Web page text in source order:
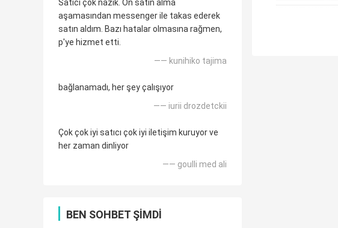
Satıcı çok nazik. Ön satın alma
aşamasından messenger ile takas ederek
satın aldım. Bazı hatalar olmasına rağmen,
p'ye hizmet etti.
—— kunihiko tajima
bağlanamadı, her şey çalışıyor
—— iurii drozdetckii
Çok çok iyi satıcı çok iyi iletişim kuruyor ve
her zaman dinliyor
—— goulli med ali
BEN SOHBET ŞIMDI